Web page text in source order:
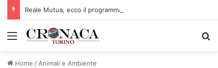
Reale Mutua, ecco il programma del precampionato
Menu
Home /Animali e Ambiente